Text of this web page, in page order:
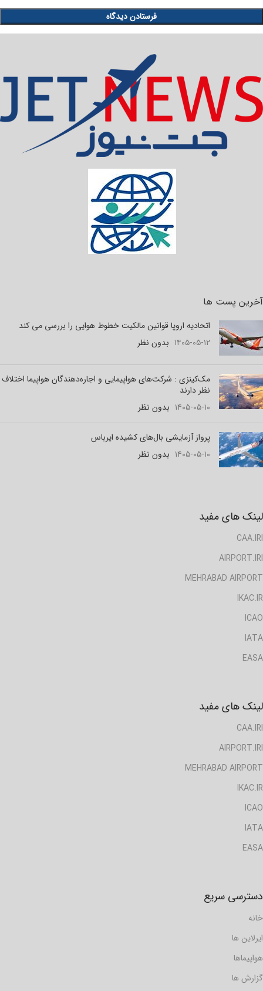
آخرین پست ها
اتحادیه اروپا قوانین مالکیت خطوط هوایی را بررسی می کند
۱۴۰۵-۰۵-۱۲ بدون نظر
مک‌کینزی : شرکت‌های هواپیمایی و اجاره‌دهندگان هواپیما اختلاف
نظر دارند
۱۴۰۵-۰۵-۱۰ بدون نظر
پرواز آزمایشی بال‌های کشیده ایرباس
۱۴۰۵-۰۵-۱۰ بدون نظر
لینک های مفید
CAA.IRI
AIRPORT.IRI
MEHRABAD AIRPORT
IKAC.IR
ICAO
IATA
EASA
لینک های مفید
CAA.IRI
AIRPORT.IRI
MEHRABAD AIRPORT
IKAC.IR
ICAO
IATA
EASA
دسترسی سریع
خانه
ایرلاین ها
هواپیماها
گزارش ها